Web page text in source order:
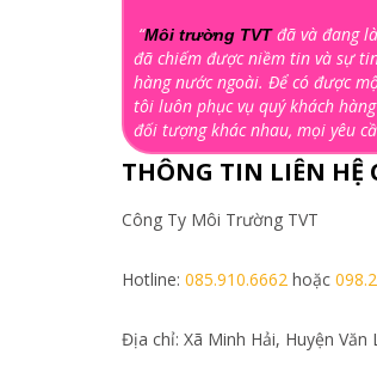
“Môi trường TVTđã và đang
đã chiếm được niềm tin và sự
hàng nước ngoài. Để có được
tôi luôn phục vụ quý khách
đối tượng khác nhau, mọi yêu
THÔNG TIN LIÊN HỆ
Công Ty Môi Trường TVT
Hotline: 085.910.6662 hoặc
Địa chỉ: Xã Minh Hải, Huyện Văn